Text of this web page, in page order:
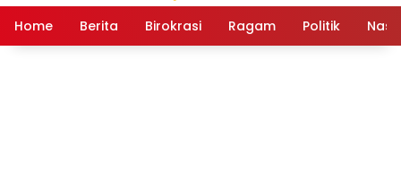
Home Berita Birokrasi Ragam Politik